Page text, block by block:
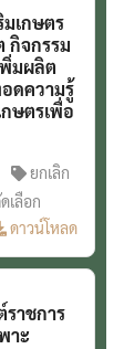
เกษตร
กิจกรรม
มผลิต
ดความรู้
ษตรเพื่อ
ยกเลิก
เลือก
ดาวน์โหลด
ราชการ
าะ